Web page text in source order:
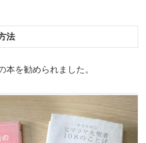
法
本を勧められました。